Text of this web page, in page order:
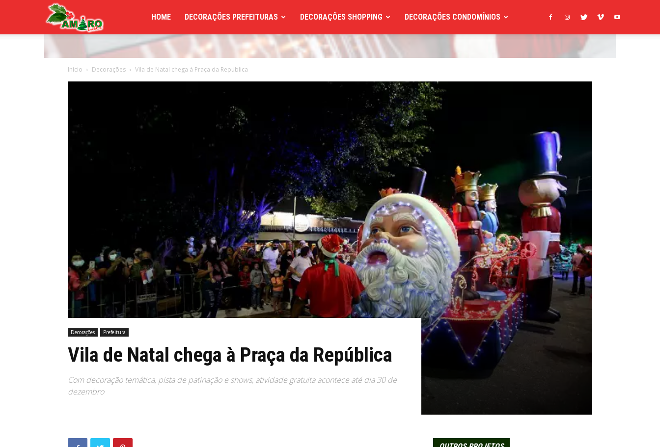
Eventos
HOME DECORAÇÕES PREFEITURAS DECORAÇÕES SHOPPING DECORAÇÕES CONDOMÍNIOS
Início Decorações Vila de Natal chega à Praça da República
Decorações Prefeitura
Vila de Natal chega à Praça da República
Com decoração temática, pista de patinação e shows, atividade gratuita acontece até dia 30 de
dezembro